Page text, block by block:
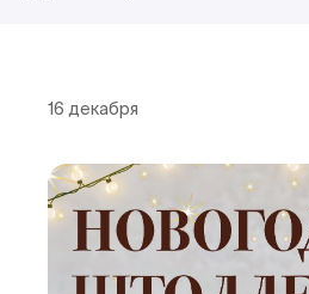
Контакты
16 декабря